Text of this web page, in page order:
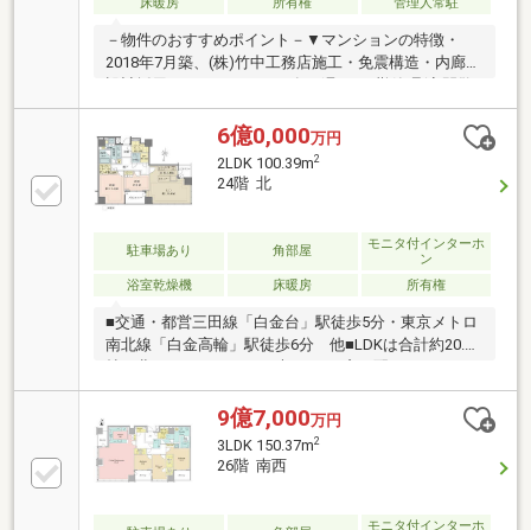
設備あり。
－物件のおすすめポイント－▼マンションの特徴・
2018年7月築、(株)竹中工務店施工・免震構造・内廊下
設計採用・コンシェルジュ有・週7の日勤管理(夜間警
備員)・ペット飼育可(細則有)▼住戸の特徴・LDKは約
23.2帖・LDはハイサッシ・電動カーテン仕様・リビン
グ・各洋室の最大天井高2.7m・SIC・WIC有▼設備・床
暖房(LDK・主寝室)・天井カセット型エアコン(LD・各
洋室)・食洗機／ディスポーザー・乾燥機付1620サイ
いします ━━━━━・・・物件の詳細・ご相談はお気
6億0,000万円
2LDK 100.39m2
24階 北
駐車場あり 角部屋
モニタ付インターホ
ン
浴室乾燥機
床暖房 所有権
■交通・都営三田線「白金台」駅徒歩5分・東京メトロ
南北線「白金高輪」駅徒歩6分 他■LDKは合計約20.8
帖。北から西にかけて、大きなFIX窓が配されていま
す。■LD・各洋室は天井高約2.7mの開放的な空間。■
全居室、キッチン、トイレ、洗面室、廊下に床暖房付
き。■ウォークイン＆シューズインクローゼット、納
戸など収納豊富な間取り。■ディスポーザーや食器洗
乾燥機、浴室暖房乾燥機など室内設備充実。■4重のセ
イバシーに配慮された内廊下設計。■各居住フロアに
9億7,000万円
3LDK 150.37m2
26階 南西
モニタ付インターホ